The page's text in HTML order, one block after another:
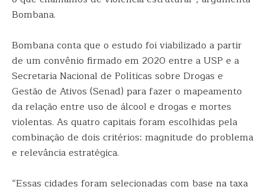
Bombana.
Bombana conta que o estudo foi viabilizado a partir
de um convênio firmado em 2020 entre a USP e a
Secretaria Nacional de Políticas sobre Drogas e
Gestão de Ativos (Senad) para fazer o mapeamento
da relação entre uso de álcool e drogas e mortes
violentas. As quatro capitais foram escolhidas pela
combinação de dois critérios: magnitude do problema
e relevância estratégica.
“Essas cidades foram selecionadas com base na taxa